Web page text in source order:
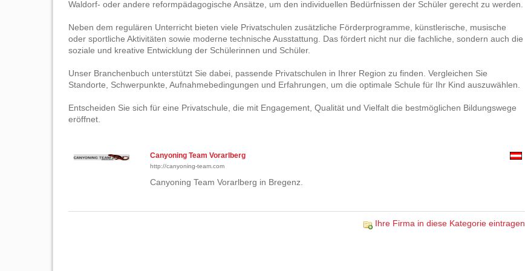
Waldorf- oder andere reformpädagogische Ansätze, um den individuellen Bedürfnissen der Schüler gerecht zu werden.
Neben dem regulären Unterricht bieten viele Privatschulen zusätzliche Förderprogramme, künstlerische, musische
oder sportliche Aktivitäten sowie moderne technische Ausstattung. Das fördert nicht nur die fachliche, sondern auch die
soziale und kreative Entwicklung der Schülerinnen und Schüler.
Unser Branchenbuch unterstützt Sie dabei, passende Privatschulen in Ihrer Region zu finden. Vergleichen Sie
Standorte, Schwerpunkte, Aufnahmebedingungen und Erfahrungen, um die optimale Schule für Ihr Kind auszuwählen.
Entscheiden Sie sich für eine Privatschule, die mit Engagement, Qualität und Vielfalt die bestmöglichen Bildungswege
eröffnet.
Canyoning Team Vorarlberg
http://canyoning-team.com
Canyoning Team Vorarlberg in Bregenz.
Ihre Firma in diese Kategorie eintragen